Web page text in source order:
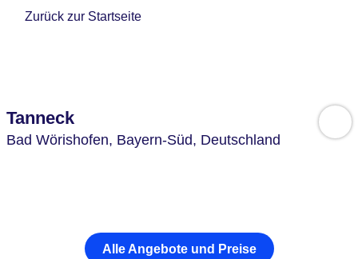
Zurück zur Startseite
Tanneck
Bad Wörishofen, Bayern-Süd, Deutschland
Alle Angebote und Preise